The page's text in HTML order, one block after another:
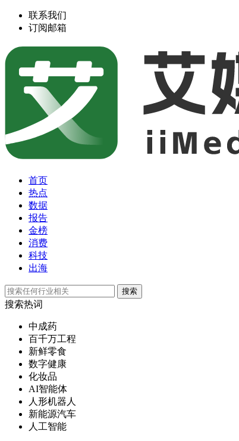
联系我们
订阅邮箱
首页
热点
数据
报告
金榜
消费
科技
出海
搜索
搜索热词
中成药
百千万工程
新鲜零食
数字健康
化妆品
AI智能体
人形机器人
新能源汽车
人工智能